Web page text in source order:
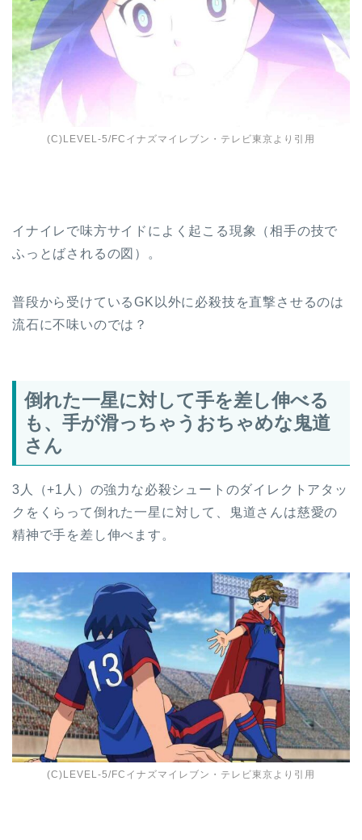
(C)LEVEL-5/FCイナズマイレブン・テレビ東京より引用
イナイレで味方サイドによく起こる現象（相手の技で
ふっとばされるの図）。
普段から受けているGK以外に必殺技を直撃させるのは
流石に不味いのでは？
倒れた一星に対して手を差し伸べる
も、手が滑っちゃうおちゃめな鬼道
さん
3人（+1人）の強力な必殺シュートのダイレクトアタッ
クをくらって倒れた一星に対して、鬼道さんは慈愛の
精神で手を差し伸べます。
(C)LEVEL-5/FCイナズマイレブン・テレビ東京より引用